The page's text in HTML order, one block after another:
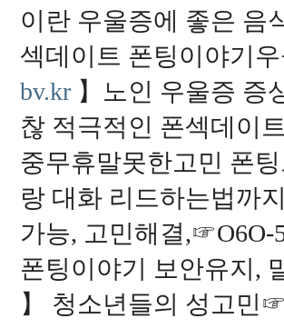
이란 우울증에 좋은 음
섹데이트 폰팅이야기
bv.kr 】노인 우울증 증
찮 적극적인 폰섹데이
중무휴말못한고민 폰
랑 대화 리드하는법까
가능, 고민해결,☞O6O-
폰팅이야기 보안유지,
】 청소년들의 성고민